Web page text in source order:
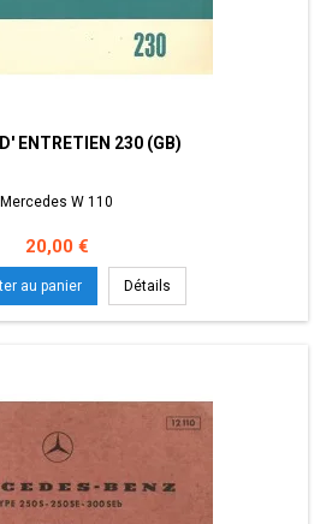
ENTRETIEN 230 (GB)
Mercedes W 110
Prix
20,00 €
au panier Détails